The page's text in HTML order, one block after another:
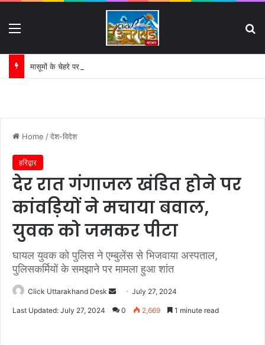
मासूमों के चेहरे पर लौटी मुस्कान:
Home /देश-विदेश
हरिद्वार
देर रात गंगाजल खंडित होने पर
कांवड़ियों ने मचाया बवाल,
युवक को जमकर पीटा
घायल युवक को पुलिस ने एम्बुलेंस से भिजवाया अस्पताल,
पुलिसकर्मियों के समझाने पर मामला हुआ शांत
Click Uttarakhand Desk
e
July 27, 2024
Last Updated: July 27, 2024 0 2,669 1 minute read